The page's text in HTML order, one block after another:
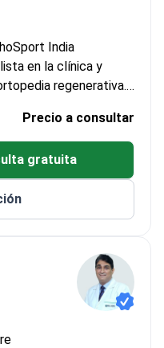
India
en la clínica y
regenerativa.
experiencia en
10,000
quirúrgico combina
Deportiva,
y terapias
como PRP, terapia
Precio a consultar
gratuita